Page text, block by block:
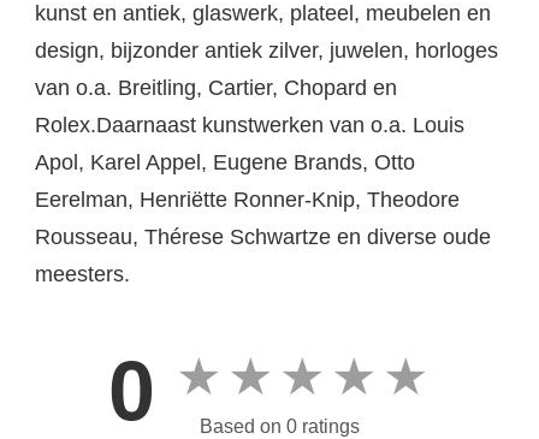
kunst en antiek, glaswerk, plateel, meubelen en
design, bijzonder antiek zilver, juwelen, horloges
van o.a. Breitling, Cartier, Chopard en
Rolex.Daarnaast kunstwerken van o.a. Louis
Apol, Karel Appel, Eugene Brands, Otto
Eerelman, Henriëtte Ronner-Knip, Theodore
Rousseau, Thérese Schwartze en diverse oude
meesters.
0 ★ ★ ★ ★ ★
Based on 0 ratings